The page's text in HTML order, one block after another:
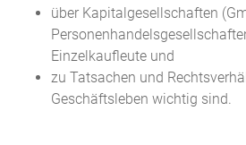
über Kapitalgesellschaften
Einzelkaufleute und
zu Tatsachen und
Geschäftsleben wichtig sind.